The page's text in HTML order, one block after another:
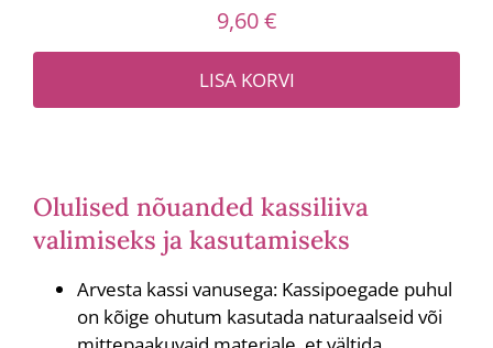
9,60€
LISA KORVI
Olulised nõuanded kassiliiva
valimiseks ja kasutamiseks
Arvesta kassi vanusega: Kassipoegade puhul
on kõige ohutum kasutada naturaalseid või